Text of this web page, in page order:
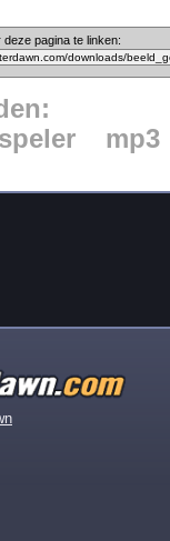
pagina te linken:
speler mp3